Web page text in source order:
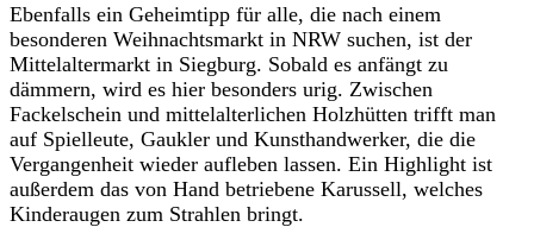
Ebenfalls ein Geheimtipp für alle, die nach einem
besonderen Weihnachtsmarkt in NRW suchen, ist der
Mittelaltermarkt in Siegburg. Sobald es anfängt zu
dämmern, wird es hier besonders urig. Zwischen
Fackelschein und mittelalterlichen Holzhütten trifft man
auf Spielleute, Gaukler und Kunsthandwerker, die die
Vergangenheit wieder aufleben lassen. Ein Highlight ist
außerdem das von Hand betriebene Karussell, welches
Kinderaugen zum Strahlen bringt.